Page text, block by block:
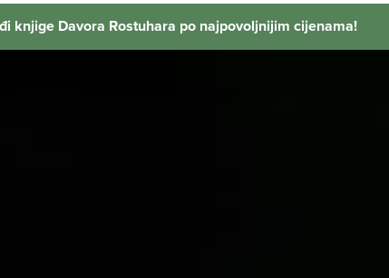
knjige Davora Rostuhara po najpovoljnijim cijenama!